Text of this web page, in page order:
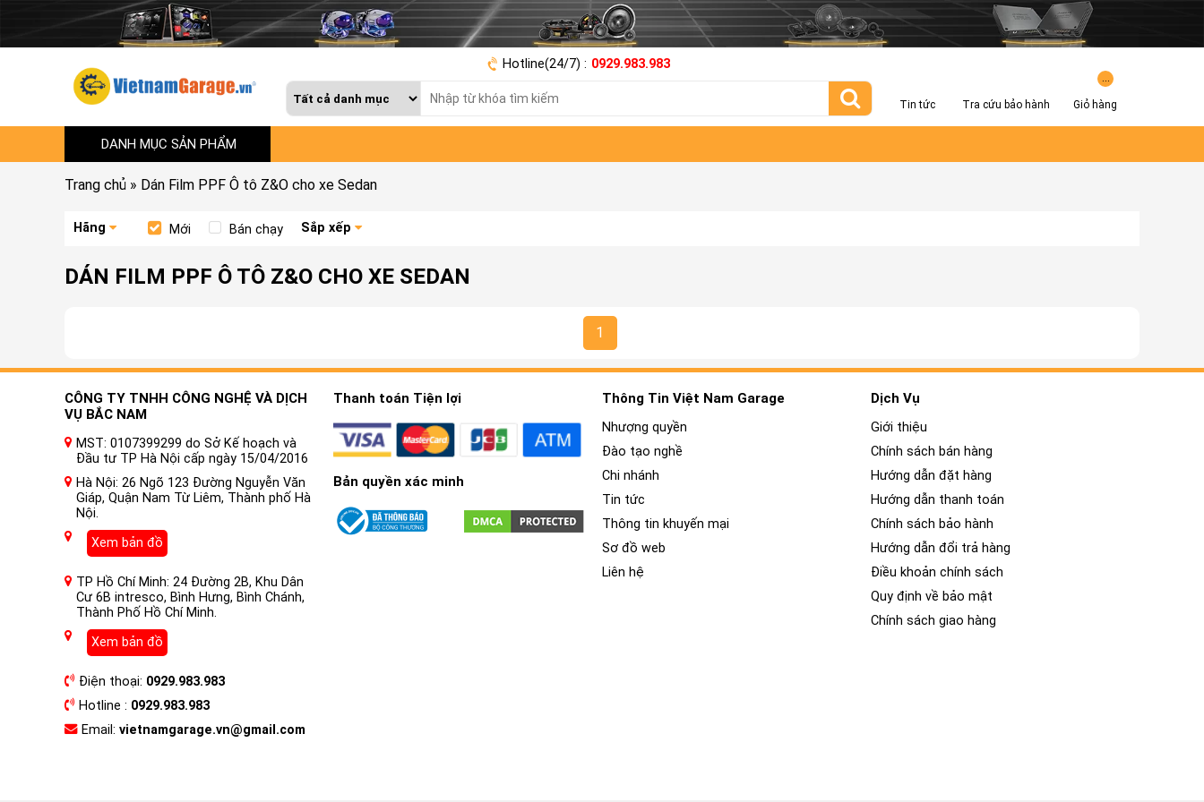
Hotline(24/7) : 0929.983.983
Tin tức Tra cứu bảo hành Giỏ hàng
DANH MỤC SẢN PHẨM
Trang chủ » Dán Film PPF Ô tô Z&O cho xe Sedan
Hãng Mới Bán chạy Sắp xếp
DÁN FILM PPF Ô TÔ Z&O CHO XE SEDAN
1
CÔNG TY TNHH CÔNG NGHỆ VÀ DỊCH
VỤ BẮC NAM
MST: 0107399299 do Sở Kế hoạch và
Đầu tư TP Hà Nội cấp ngày 15/04/2016
Hà Nội: 26 Ngõ 123 Đường Nguyễn Văn
Giáp, Quận Nam Từ Liêm, Thành phố Hà
Nội.
Xem bản đồ
TP Hồ Chí Minh: 24 Đường 2B, Khu Dân
Cư 6B intresco, Bình Hưng, Bình Chánh,
Thành Phố Hồ Chí Minh.
Xem bản đồ
Điện thoại: 0929.983.983
Hotline : 0929.983.983
Email: vietnamgarage.vn@gmail.com
Thanh toán Tiện lợi
Bản quyền xác minh
Thông Tin Việt Nam Garage
Nhượng quyền
Đào tạo nghề
Chi nhánh
Tin tức
Thông tin khuyến mại
Sơ đồ web
Liên hệ
Dịch Vụ
Giới thiệu
Chính sách bán hàng
Hướng dẫn đặt hàng
Hướng dẫn thanh toán
Chính sách bảo hành
Hướng dẫn đổi trả hàng
Điều khoản chính sách
Quy định về bảo mật
Chính sách giao hàng